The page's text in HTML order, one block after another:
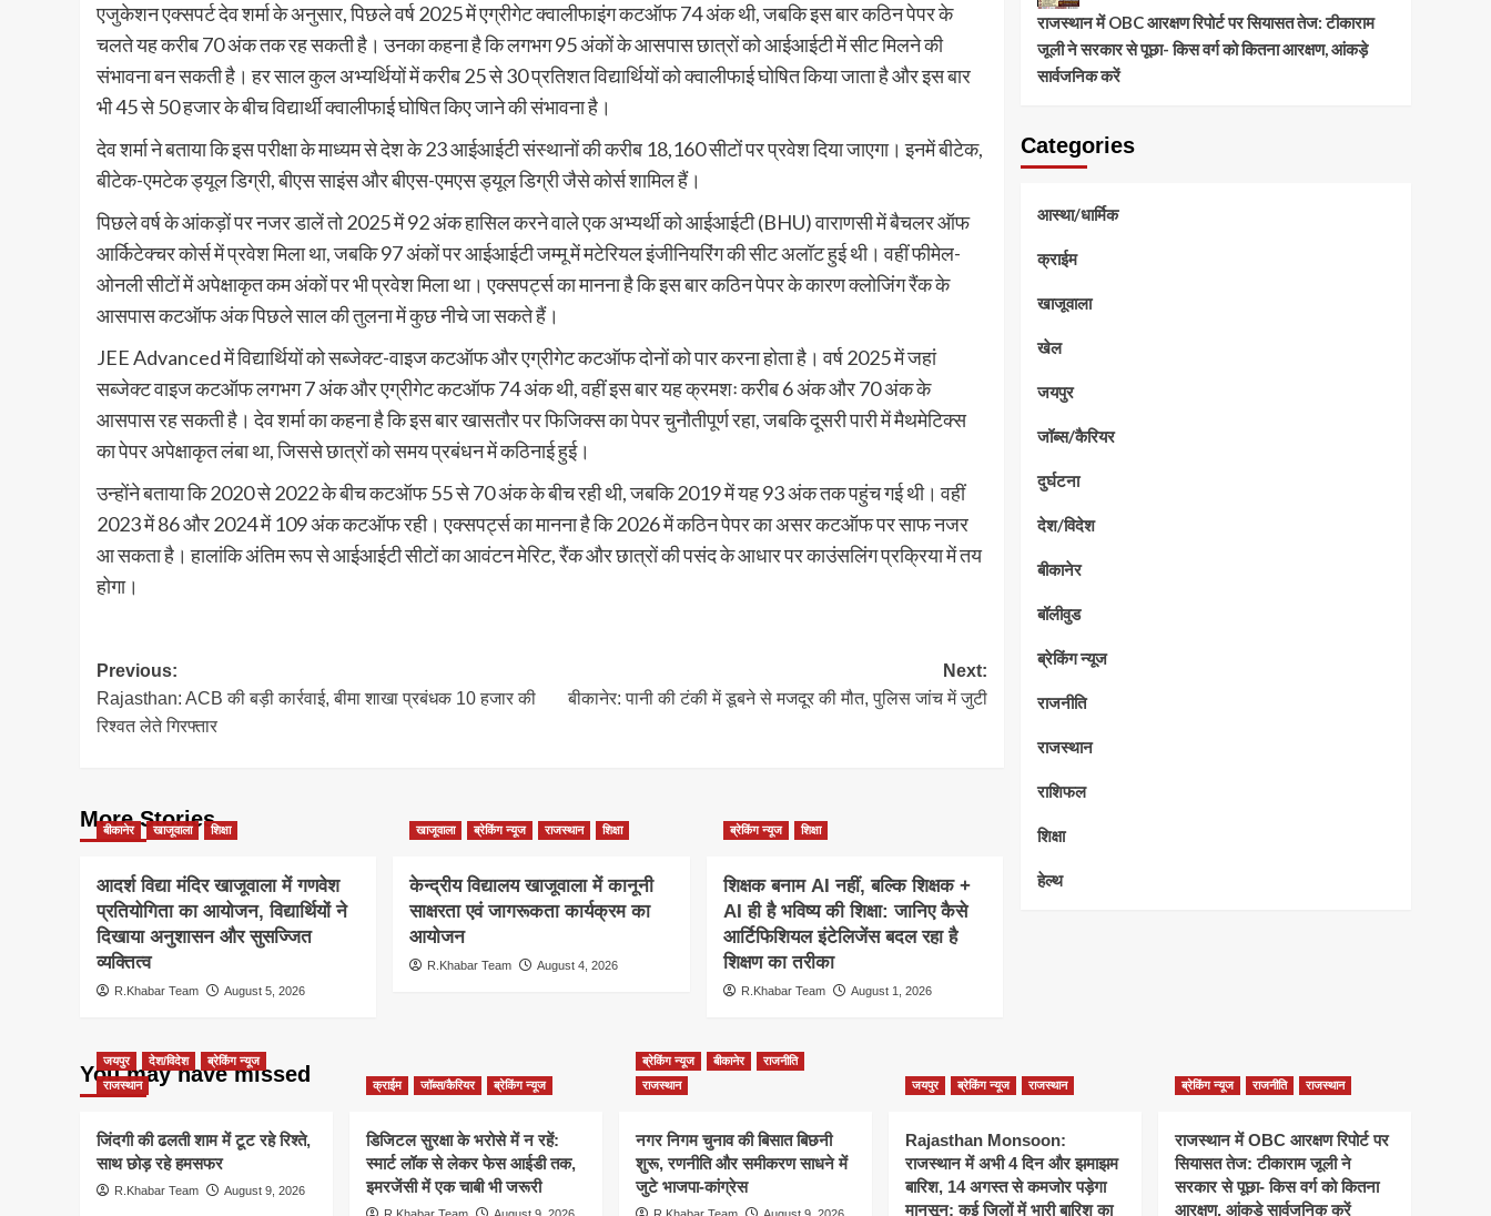
एजुकेशन एक्सपर्ट देव शर्मा के अनुसार, पिछले वर्ष 2025 में एग्रीगेट क्वालीफाइंग कटऑफ 74 अंक थी, जबकि इस बार कठिन पेपर के
चलते यह करीब 70 अंक तक रह सकती है। उनका कहना है कि लगभग 95 अंकों के आसपास छात्रों को आईआईटी में सीट मिलने की
संभावना बन सकती है। हर साल कुल अभ्यर्थियों में करीब 25 से 30 प्रतिशत विद्यार्थियों को क्वालीफाई घोषित किया जाता है और इस बार
भी 45 से 50 हजार के बीच विद्यार्थी क्वालीफाई घोषित किए जाने की संभावना है।
देव शर्मा ने बताया कि इस परीक्षा के माध्यम से देश के 23 आईआईटी संस्थानों की करीब 18,160 सीटों पर प्रवेश दिया जाएगा। इनमें बीटेक,
बीटेक-एमटेक ड्यूल डिग्री, बीएस साइंस और बीएस-एमएस ड्यूल डिग्री जैसे कोर्स शामिल हैं।
पिछले वर्ष के आंकड़ों पर नजर डालें तो 2025 में 92 अंक हासिल करने वाले एक अभ्यर्थी को आईआईटी (BHU) वाराणसी में बैचलर ऑफ
आर्किटेक्चर कोर्स में प्रवेश मिला था, जबकि 97 अंकों पर आईआईटी जम्मू में मटेरियल इंजीनियरिंग की सीट अलॉट हुई थी। वहीं फीमेल-
ओनली सीटों में अपेक्षाकृत कम अंकों पर भी प्रवेश मिला था। एक्सपर्ट्स का मानना है कि इस बार कठिन पेपर के कारण क्लोजिंग रैंक के
आसपास कटऑफ अंक पिछले साल की तुलना में कुछ नीचे जा सकते हैं।
JEE Advanced में विद्यार्थियों को सब्जेक्ट-वाइज कटऑफ और एग्रीगेट कटऑफ दोनों को पार करना होता है। वर्ष 2025 में जहां
सब्जेक्ट वाइज कटऑफ लगभग 7 अंक और एग्रीगेट कटऑफ 74 अंक थी, वहीं इस बार यह क्रमशः करीब 6 अंक और 70 अंक के
आसपास रह सकती है। देव शर्मा का कहना है कि इस बार खासतौर पर फिजिक्स का पेपर चुनौतीपूर्ण रहा, जबकि दूसरी पारी में मैथमेटिक्स
का पेपर अपेक्षाकृत लंबा था, जिससे छात्रों को समय प्रबंधन में कठिनाई हुई।
उन्होंने बताया कि 2020 से 2022 के बीच कटऑफ 55 से 70 अंक के बीच रही थी, जबकि 2019 में यह 93 अंक तक पहुंच गई थी। वहीं
2023 में 86 और 2024 में 109 अंक कटऑफ रही। एक्सपर्ट्स का मानना है कि 2026 में कठिन पेपर का असर कटऑफ पर साफ नजर
आ सकता है। हालांकि अंतिम रूप से आईआईटी सीटों का आवंटन मेरिट, रैंक और छात्रों की पसंद के आधार पर काउंसलिंग प्रक्रिया में तय
होगा।
Post
navigation
Previous:
Rajasthan: ACB की बड़ी कार्रवाई, बीमा शाखा प्रबंधक 10 हजार की
रिश्वत लेते गिरफ्तार
Next:
बीकानेर: पानी की टंकी में डूबने से मजदूर की मौत, पुलिस जांच में जुटी
More Stories
बीकानेर खाजूवाला शिक्षा
आदर्श विद्या मंदिर खाजूवाला में गणवेश
प्रतियोगिता का आयोजन, विद्यार्थियों ने
दिखाया अनुशासन और सुसज्जित
व्यक्तित्व
R.Khabar Team August 5, 2026
खाजूवाला ब्रेकिंग न्यूज राजस्थान शिक्षा
केन्द्रीय विद्यालय खाजूवाला में कानूनी
साक्षरता एवं जागरूकता कार्यक्रम का
आयोजन
R.Khabar Team August 4, 2026
ब्रेकिंग न्यूज शिक्षा
शिक्षक बनाम AI नहीं, बल्कि शिक्षक +
AI ही है भविष्य की शिक्षा: जानिए कैसे
आर्टिफिशियल इंटेलिजेंस बदल रहा है
शिक्षण का तरीका
R.Khabar Team August 1, 2026
राजस्थान में OBC आरक्षण रिपोर्ट पर सियासत तेज: टीकाराम
जूली ने सरकार से पूछा- किस वर्ग को कितना आरक्षण, आंकड़े
सार्वजनिक करें
Categories
आस्था/धार्मिक
क्राईम
खाजूवाला
खेल
जयपुर
जॉब्स/कैरियर
दुर्घटना
देश/विदेश
बीकानेर
बॉलीवुड
ब्रेकिंग न्यूज
राजनीति
राजस्थान
राशिफल
शिक्षा
हेल्थ
You may have missed
जयपुर देश/विदेश
ब्रेकिंग न्यूज
राजस्थान
जिंदगी की ढलती शाम में टूट रहे रिश्ते,
साथ छोड़ रहे हमसफर
R.Khabar Team August 9, 2026
क्राईम जॉब्स/कैरियर ब्रेकिंग न्यूज
डिजिटल सुरक्षा के भरोसे में न रहें:
स्मार्ट लॉक से लेकर फेस आईडी तक,
इमरजेंसी में एक चाबी भी जरूरी
ब्रेकिंग न्यूज बीकानेर
राजनीति
राजस्थान
नगर निगम चुनाव की बिसात बिछनी
शुरू, रणनीति और समीकरण साधने में
जुटे भाजपा-कांग्रेस
जयपुर ब्रेकिंग न्यूज राजस्थान
Rajasthan Monsoon:
राजस्थान में अभी 4 दिन और झमाझम
बारिश, 14 अगस्त से कमजोर पड़ेगा
मानसून; कई जिलों में भारी बारिश का
ब्रेकिंग न्यूज राजनीति राजस्थान
राजस्थान में OBC आरक्षण रिपोर्ट पर
सियासत तेज: टीकाराम जूली ने
सरकार से पूछा- किस वर्ग को कितना
आरक्षण, आंकड़े सार्वजनिक करें